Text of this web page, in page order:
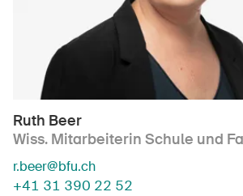
Ruth Beer
Wiss. Mitarbeiterin Schule und
r.beer@bfu.ch
+41 31 390 22 52